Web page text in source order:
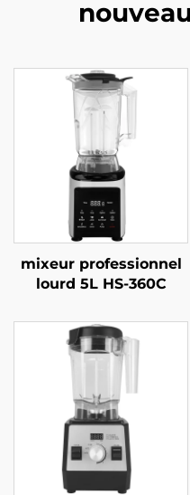
mixeur professionnel
lourd 5L HS-360C